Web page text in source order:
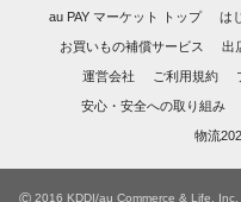
au PAY マーケット トップ は
お買いもの補償サービス 出
運営会社 ご利用規約
安心・安全への取り組み
物流
2016 KDDI/au Commerce & Life, Inc.